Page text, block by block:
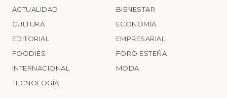
ACTUALIDAD
BIENESTAR
CULTURA
ECONOMÍA
EDITORIAL
EMPRESARIAL
FOODIES
FORO ESTEÑA
INTERNACIONAL
MODA
TECNOLOGÍA